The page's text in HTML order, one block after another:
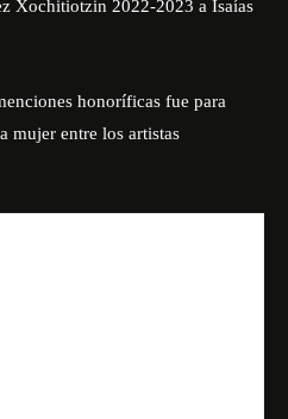
Xochitiotzin 2022-2023 a Isaías
honoríficas fue para
mujer entre los artistas